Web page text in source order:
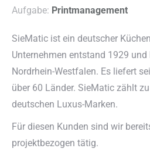
Aufgabe: Printmanagement
SieMatic ist ein deutscher
Unternehmen entstand 1929
Nordrhein-Westfalen. Es liefert
über 60 Länder. SieMatic zählt
deutschen Luxus-Marken.
Für diesen Kunden sind wir
projektbezogen tätig.